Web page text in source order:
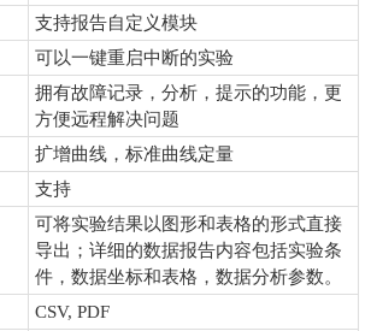
支持报告自定义模块
可以一键重启中断的实验
拥有故障记录，分析，提示的功能，更
方便远程解决问题
扩增曲线，标准曲线定量
支持
可将实验结果以图形和表格的形式直接
导出；详细的数据报告内容包括实验条
件，数据坐标和表格，数据分析参数。
CSV, PDF